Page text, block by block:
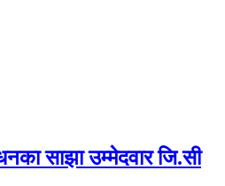
साझा उम्मेदवार जि.सी